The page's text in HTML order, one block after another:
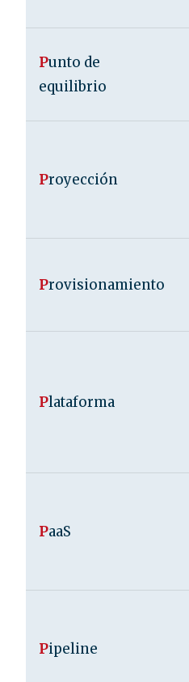
Punto de
equilibrio
Proyección
Provisionamiento
Plataforma
PaaS
Pipeline